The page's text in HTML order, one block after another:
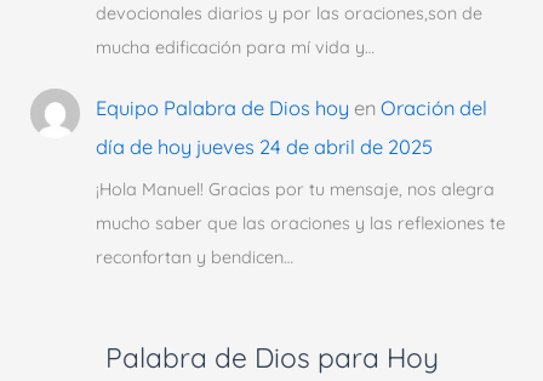
devocionales diarios y por las oraciones,son de
mucha edificación para mí vida y…
Equipo Palabra de Dios hoy en Oración del
día de hoy jueves 24 de abril de 2025
¡Hola Manuel! Gracias por tu mensaje, nos alegra
mucho saber que las oraciones y las reflexiones te
reconfortan y bendicen…
Palabra de Dios para Hoy